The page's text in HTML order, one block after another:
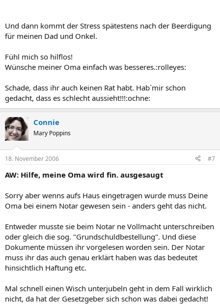
Und dann kommt der Stress spätestens nach der Beerdigung
für meinen Dad und Onkel.
Fühl mich so hilflos!
Wünsche meiner Oma einfach was besseres.:rolleyes:
Schade, dass ihr auch keinen Rat habt. Hab`mir schon
gedacht, dass es schlecht aussieht!!!:ochne:
Connie
Mary Poppins
18. November 2006 #7
AW: Hilfe, meine Oma wird fin. ausgesaugt
Sorry aber wenns aufs Haus eingetragen wurde muss Deine
Oma bei einem Notar gewesen sein - anders geht das nicht.
Entweder musste sie beim Notar ne Vollmacht unterschreiben
oder gleich die sog. "Grundschuldbestellung". Und diese
Dokumente müssen ihr vorgelesen worden sein. Der Notar
muss ihr das auch genau erklärt haben was das bedeutet
hinsichtlich Haftung etc.
Mal schnell einen Wisch unterjubeln geht in dem Fall wirklich
nicht, da hat der Gesetzgeber sich schon was dabei gedacht!